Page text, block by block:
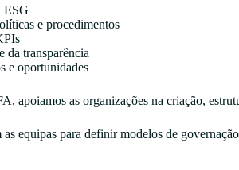
ESG
e procedimentos
da transparência
e oportunidades
apoiamos as organizações na criação,
equipas para definir modelos de